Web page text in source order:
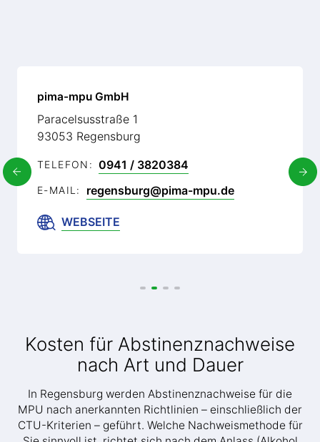
pima-mpu GmbH
Paracelsusstraße 1
93053 Regensburg
TELEFON: 0941 / 3820384
E-MAIL: regensburg@pima-mpu.de
WEBSEITE
Kosten für Abstinenznachweise
nach Art und Dauer
In Regensburg werden Abstinenznachweise für die
MPU nach anerkannten Richtlinien – einschließlich der
CTU-Kriterien – geführt. Welche Nachweismethode für